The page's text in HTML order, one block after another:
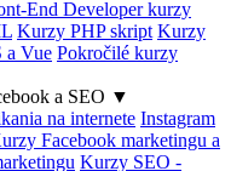
End Developer kurzy
Kurzy PHP skript Kurzy
a Vue Pokročilé kurzy
a SEO ▼
na internete Instagram
Facebook marketingu a
Kurzy SEO -